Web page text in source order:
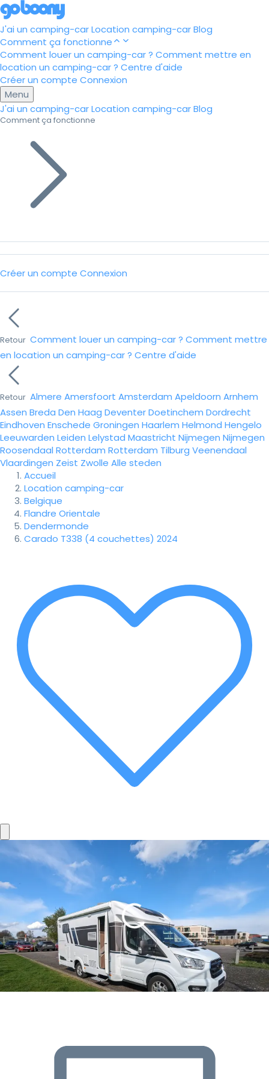
J'ai un camping-carLocation camping-carBlog
Comment ça fonctionne
Comment louer un camping-car ? Comment mettre en
location un camping-car ? Centre d'aide
Créer un compte Connexion
Menu
J'ai un camping-carLocation camping-carBlog
Comment ça fonctionne
Créer un compte Connexion
Retour Comment louer un camping-car ? Comment mettre
en location un camping-car ? Centre d'aide
Retour Almere Amersfoort Amsterdam Apeldoorn Arnhem
Assen Breda Den Haag DeventerDoetinchem Dordrecht
Eindhoven Enschede Groningen Haarlem Helmond Hengelo
Leeuwarden Leiden Lelystad Maastricht Nijmegen Nijmegen
Roosendaal Rotterdam Rotterdam Tilburg Veenendaal
Vlaardingen Zeist Zwolle Alle steden
Accueil
Location camping-car
Belgique
Flandre Orientale
Dendermonde
Carado T338 (4 couchettes) 2024